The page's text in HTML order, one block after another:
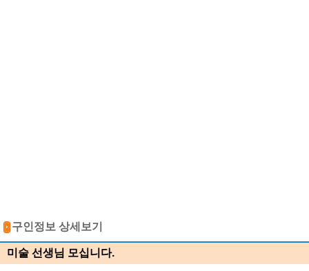
구인정보 상세보기
미술 선생님 모십니다.